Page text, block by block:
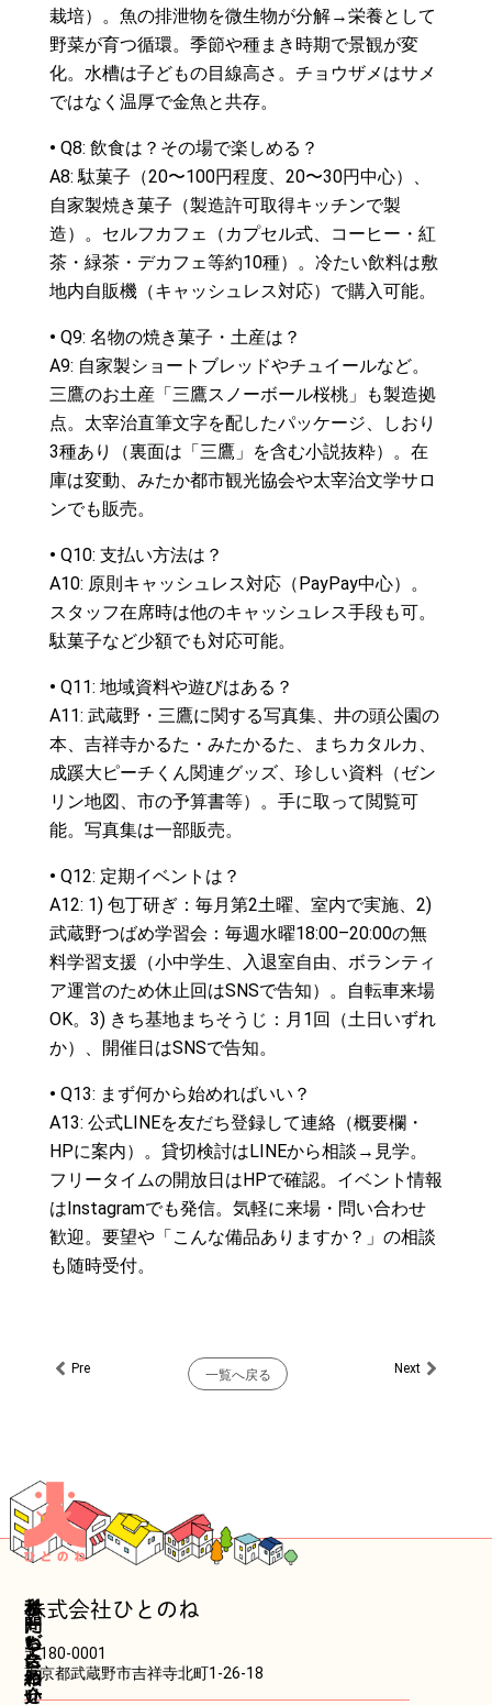
栽培）。魚の排泄物を微生物が分解→栄養として
野菜が育つ循環。季節や種まき時期で景観が変
化。水槽は子どもの目線高さ。チョウザメはサメ
ではなく温厚で金魚と共存。
• Q8: 飲食は？その場で楽しめる？
A8: 駄菓子（20〜100円程度、20〜30円中心）、
自家製焼き菓子（製造許可取得キッチンで製
造）。セルフカフェ（カプセル式、コーヒー・紅
茶・緑茶・デカフェ等約10種）。冷たい飲料は敷
地内自販機（キャッシュレス対応）で購入可能。
• Q9: 名物の焼き菓子・土産は？
A9: 自家製ショートブレッドやチュイールなど。
三鷹のお土産「三鷹スノーボール桜桃」も製造拠
点。太宰治直筆文字を配したパッケージ、しおり
3種あり（裏面は「三鷹」を含む小説抜粋）。在
庫は変動、みたか都市観光協会や太宰治文学サロ
ンでも販売。
• Q10: 支払い方法は？
A10: 原則キャッシュレス対応（PayPay中心）。
スタッフ在席時は他のキャッシュレス手段も可。
駄菓子など少額でも対応可能。
• Q11: 地域資料や遊びはある？
A11: 武蔵野・三鷹に関する写真集、井の頭公園の
本、吉祥寺かるた・みたかるた、まちカタルカ、
成蹊大ピーチくん関連グッズ、珍しい資料（ゼン
リン地図、市の予算書等）。手に取って閲覧可
能。写真集は一部販売。
• Q12: 定期イベントは？
A12: 1) 包丁研ぎ：毎月第2土曜、室内で実施、2)
武蔵野つばめ学習会：毎週水曜18:00–20:00の無
料学習支援（小中学生、入退室自由、ボランティ
ア運営のため休止回はSNSで告知）。自転車来場
OK。3) きち基地まちそうじ：月1回（土日いずれ
か）、開催日はSNSで告知。
• Q13: まず何から始めればいい？
A13: 公式LINEを友だち登録して連絡（概要欄・
HPに案内）。貸切検討はLINEから相談→見学。
フリータイムの開放日はHPで確認。イベント情報
はInstagramでも発信。気軽に来場・問い合わせ
歓迎。要望や「こんな備品ありますか？」の相談
も随時受付。
Prev
Pre 一覧へ戻る NextNext
株式会社ひとのね
〒180-0001
東京都武蔵野市吉祥寺北町1-26-18
ホ
ー
ム
私
た
ち
に
つ
い
サ
ー
ビ
ス
紹
介
お
問
い
合
わ
せ